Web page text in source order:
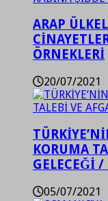
ARAP
ÖRNEKLERİ
20/07/2021
KORUMA
GELECEĞİ
05/07/2021